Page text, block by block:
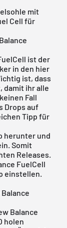
mit
Cell für
ist der
in den hier
ist, dass
damit ihr alle
Fall
Drops auf
Tipp für
herunter und
Somit
Releases.
FuelCell
einstellen.
Balance
holen